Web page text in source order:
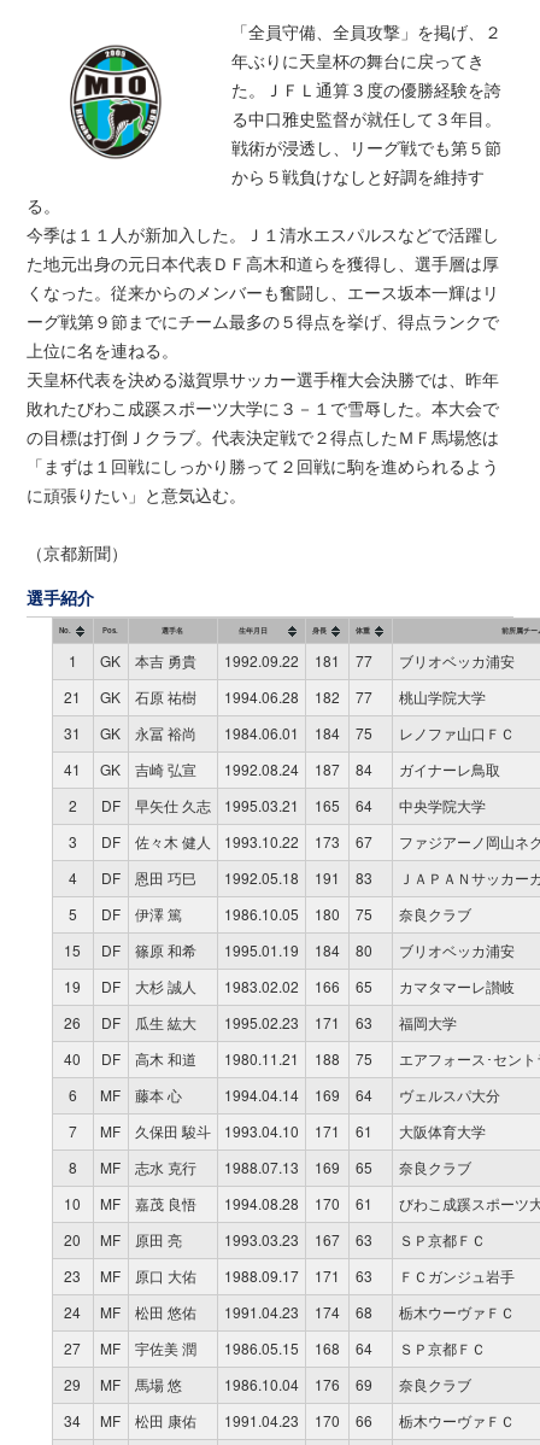
「全員守備、全員攻撃」を掲げ、２
年ぶりに天皇杯の舞台に戻ってき
た。ＪＦＬ通算３度の優勝経験を誇
る中口雅史監督が就任して３年目。
戦術が浸透し、リーグ戦でも第５節
から５戦負けなしと好調を維持す
る。
今季は１１人が新加入した。Ｊ１清水エスパルスなどで活躍し
た地元出身の元日本代表ＤＦ高木和道らを獲得し、選手層は厚
くなった。従来からのメンバーも奮闘し、エース坂本一輝はリ
ーグ戦第９節までにチーム最多の５得点を挙げ、得点ランクで
上位に名を連ねる。
天皇杯代表を決める滋賀県サッカー選手権大会決勝では、昨年
敗れたびわこ成蹊スポーツ大学に３－１で雪辱した。本大会で
の目標は打倒Ｊクラブ。代表決定戦で２得点したＭＦ馬場悠は
「まずは１回戦にしっかり勝って２回戦に駒を進められるよう
に頑張りたい」と意気込む。
（京都新聞）
選手紹介
No. Pos. 選手名 生年月日 身長 体重 前所属チー
1 GK 本吉 勇貴 1992.09.22 181 77
ブリオベッカ浦安
21
GK 石原 祐樹 1994.06.28 182 77
桃山学院大学
31
GK 永冨 裕尚 1984.06.01 184 75
レノファ山口ＦＣ
41
GK 吉崎 弘宣 1992.08.24 187 84
ガイナーレ鳥取
2
DF 早矢仕 久志 1995.03.21 165 64
中央学院大学
3
DF 佐々木 健人 1993.10.22 173 67
ファジアーノ岡山ネ
4
DF 恩田 巧巳 1992.05.18 191 83
ＪＡＰＡＮサッカー
5
DF 伊澤 篤 1986.10.05 180 75
奈良クラブ
15
DF 篠原 和希 1995.01.19 184 80
ブリオベッカ浦安
19
DF 大杉 誠人 1983.02.02 166 65
カマタマーレ讃岐
26
DF 瓜生 紘大 1995.02.23 171 63
福岡大学
40
DF 高木 和道 1980.11.21 188 75
エアフォース･セン
6
MF 藤本 心 1994.04.14 169 64
ヴェルスパ大分
7
MF 久保田 駿斗 1993.04.10 171 61
大阪体育大学
8
MF 志水 克行 1988.07.13 169 65
奈良クラブ
10
MF 嘉茂 良悟 1994.08.28 170 61
びわこ成蹊スポーツ
20
MF 原田 亮 1993.03.23 167 63
ＳＰ京都ＦＣ
23
MF 原口 大佑 1988.09.17 171 63
ＦＣガンジュ岩手
24
MF 松田 悠佑 1991.04.23 174 68
栃木ウーヴァＦＣ
27
MF 宇佐美 潤 1986.05.15 168 64
ＳＰ京都ＦＣ
29
MF 馬場 悠 1986.10.04 176 69
奈良クラブ
34
MF 松田 康佑 1991.04.23 170 66
栃木ウーヴァＦＣ